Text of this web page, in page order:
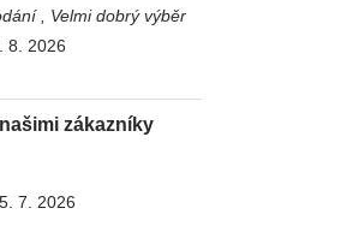
, Velmi dobrý výběr
8. 2026
zákazníky
7. 2026